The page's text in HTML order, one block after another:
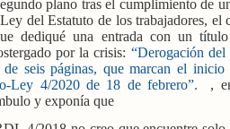
plano tras el cumplimiento de
del Estatuto de los trabajadores, el
dediqué una entrada con un
por la crisis: “Derogación
seis páginas, que marcan el
Ley 4/2020 de 18 de febrero”. ,
y exponía que